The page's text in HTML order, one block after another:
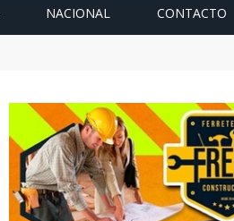
NACIONAL CONTACTO